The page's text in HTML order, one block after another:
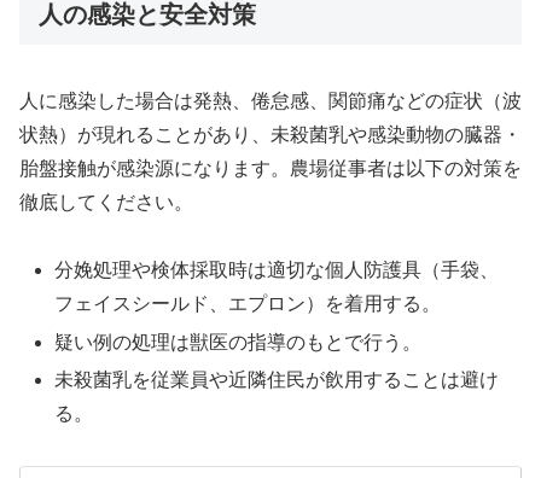
人の感染と安全対策
人に感染した場合は発熱、倦怠感、関節痛などの症状（波
状熱）が現れることがあり、未殺菌乳や感染動物の臓器・
胎盤接触が感染源になります。農場従事者は以下の対策を
徹底してください。
分娩処理や検体採取時は適切な個人防護具（手袋、
フェイスシールド、エプロン）を着用する。
疑い例の処理は獣医の指導のもとで行う。
未殺菌乳を従業員や近隣住民が飲用することは避け
る。